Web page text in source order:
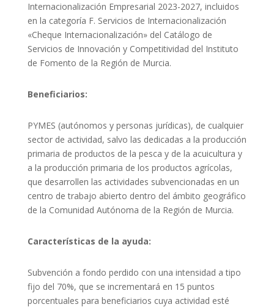
Internacionalización Empresarial 2023-2027, incluidos
en la categoría F. Servicios de Internacionalización
«Cheque Internacionalización» del Catálogo de
Servicios de Innovación y Competitividad del Instituto
de Fomento de la Región de Murcia.
Beneficiarios:
PYMES (autónomos y personas jurídicas), de cualquier
sector de actividad, salvo las dedicadas a la producción
primaria de productos de la pesca y de la acuicultura y
a la producción primaria de los productos agrícolas,
que desarrollen las actividades subvencionadas en un
centro de trabajo abierto dentro del ámbito geográfico
de la Comunidad Autónoma de la Región de Murcia.
Características de la ayuda:
Subvención a fondo perdido con una intensidad a tipo
fijo del 70%, que se incrementará en 15 puntos
porcentuales para beneficiarios cuya actividad esté